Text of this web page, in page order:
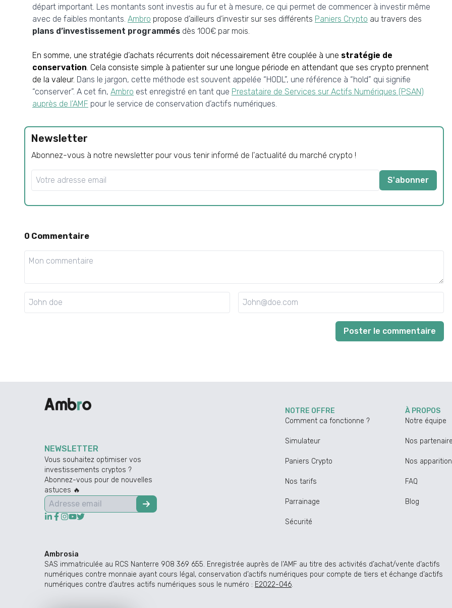
départ important. Les montants sont investis au fur et à mesure, ce qui permet de commencer à investir même
avec de faibles montants. Ambro propose d’ailleurs d’investir sur ses différents Paniers Crypto au travers des
plans d’investissement programmés dès 100€ par mois.
En somme, une stratégie d’achats récurrents doit nécessairement être couplée à une stratégie de
conservation. Cela consiste simple à patienter sur une longue période en attendant que ses crypto prennent
de la valeur. Dans le jargon, cette méthode est souvent appelée “HODL”, une référence à “hold” qui signifie
“conserver”. A cet fin,Ambro est enregistré en tant que Prestataire de Services sur Actifs Numériques (PSAN)
auprès de l’AMF pour le service de conservation d’actifs numériques.
Newsletter
Abonnez-vous à notre newsletter pour vous tenir informé de l'actualité du marché crypto !
S'abonner
0 Commentaire
Poster le commentaire
NEWSLETTER
Vous souhaitez optimiser vos
investissements cryptos ?
Abonnez-vous pour de nouvelles
astuces 🔥
NOTRE OFFRE
Comment ca fonctionne ?
Simulateur
Paniers Crypto
Nos tarifs
Parrainage
Sécurité
À PROPOS
Notre équipe
Nos
Nos
FAQ
Blog
Ambrosia
SAS immatriculée au RCS Nanterre 908 369 655. Enregistrée auprès de l’AMF au titre des activités d’achat/vente d’actifs
numériques contre monnaie ayant cours légal, conservation d’actifs numériques pour compte de tiers et échange d’actifs
numériques contre d’autres actifs numériques sous le numéro : E2022-046.